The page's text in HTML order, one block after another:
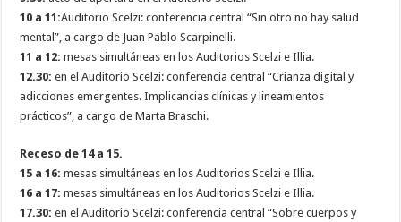
10 a 11:Auditorio Scelzi: conferencia central “Sin otro no hay salud
mental”, a cargo de Juan Pablo Scarpinelli.
11 a 12: mesas simultáneas en los Auditorios Scelzi e Illia.
12.30: en el Auditorio Scelzi: conferencia central “Crianza digital y
adicciones emergentes. Implicancias clínicas y lineamientos
prácticos”, a cargo de Marta Braschi.
Receso de 14 a 15.
15 a 16: mesas simultáneas en los Auditorios Scelzi e Illia.
16 a 17: mesas simultáneas en los Auditorios Scelzi e Illia.
17.30: en el Auditorio Scelzi: conferencia central “Sobre cuerpos y